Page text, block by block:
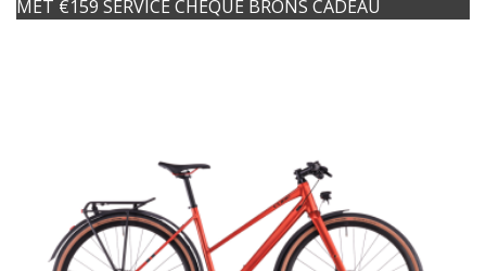
MET €159 SERVICE CHEQUE BRONS CADEAU